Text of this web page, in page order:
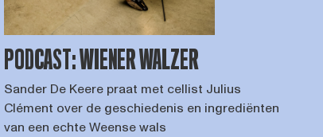
PODCAST: WIENER WALZER
Sander De Keere praat met cellist Julius
Clément over de geschiedenis en ingrediënten
van een echte Weense wals